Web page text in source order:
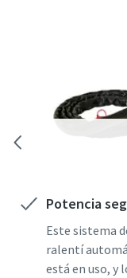
Potencia
Este sistema
ralentí
está en uso, y